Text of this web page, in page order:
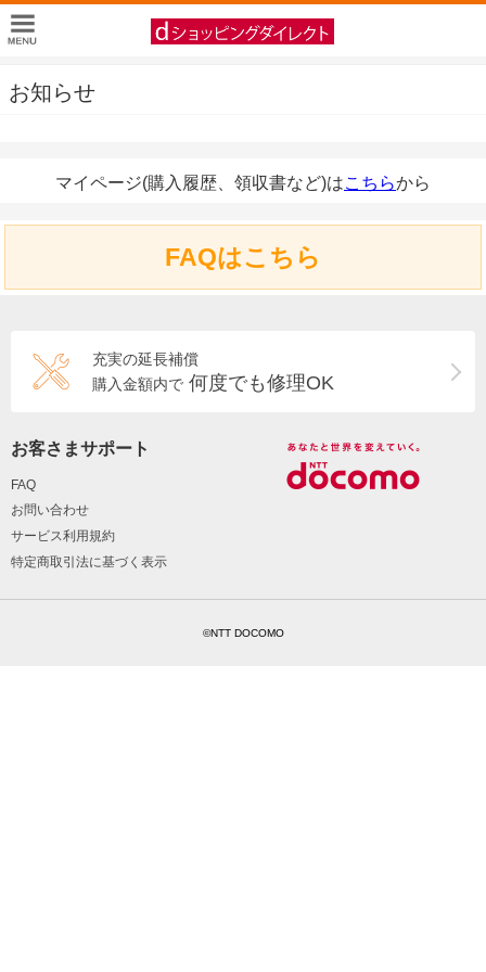
お知らせ
マイページ(購入履歴、領収書など)はこちらから
FAQはこちら
充実の延長補償
購入金額内で 何度でも修理OK
お客さまサポート
FAQ
お問い合わせ
サービス利用規約
特定商取引法に基づく表示
©NTT DOCOMO